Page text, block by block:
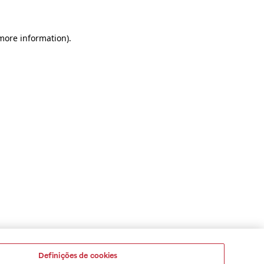
information).
Definições de cookies